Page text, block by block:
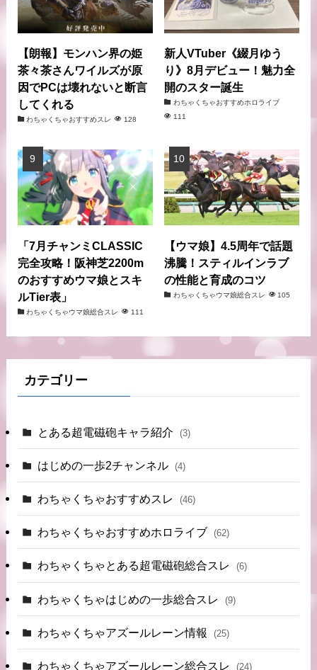
【朗報】モンハン界の姫
茶々茶さんワイルズが原
因でPCは壊れないと断言
してくれる
わちゃくちゃおすすめスレ 128
新人VTuber《綴月ゆう
り》8月デビュー！魅力全
開のスター誕生
わちゃくちゃおすすめホロライブ
111
「7月チャンミCLASSIC
完全攻略！阪神芝2200m
のおすすめウマ娘とスキ
ルTier表」
わちゃくちゃウマ娘総合スレ 111
【ウマ娘】4.5周年で話題
沸騰！スティルインラブ
の性能と育成のコツ
わちゃくちゃウマ娘総合スレ 105
カテゴリー
とある超電磁砲キャラ紹介 (3)
はじめの一歩2チャンネル (4)
わちゃくちゃおすすめスレ (46)
わちゃくちゃおすすめホロライブ (62)
わちゃくちゃとある超電磁砲総合スレ (6)
わちゃくちゃはじめの一歩総合スレ (9)
わちゃくちゃアズールレーン情報 (25)
わちゃくちゃアズールレーン総合スレ (24)